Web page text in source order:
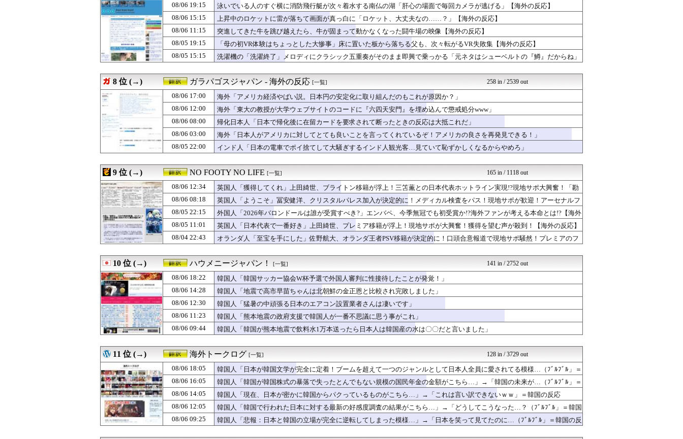
08/06 09:35
韓国人「青年失業率7.0%の韓国で日本が韓国人の海外就業先国家で1位に！」→「...
世界の憂鬱 海外・韓国の反...
08/06 09:25
韓国人「悲報：日本と韓国の立場が完全に逆転してしまった模様…」→「日本を笑って...
海外トークログ
08/06 09:17
海外「何が起きたの？」日本で起きた列車とトラックの衝突事故に海外びっくり仰天！...
海外のお前ら 海外の反応
08/06 09:11
カナダ人「お前らの国で異性の服を着てたらどう思われる？」
海外の万国反応記＠海外の反...
08/06 09:02
【GAME】「EA」の買収と大規模削減計画が物議！海外ゲーマー「10年間ずっと...
HANO-K
08/06 09:00
【ドイツ】ドイツがバカンスに行くよ【ポーランドボール】
ポーランドボール 翻訳
08/06 08:50
米企業CEOの熊本地震寄付にユーザー反発！（海外の反応）
世界はグーチョキパー
08/06 08:18
英国人「ようこそ」冨安健洋、クリスタルパレス加入が決定的に！メディカル検査をパ...
NO FOOTY NO L...
08/06 08:15
韓国人「日本で新発売Galaxy Z Foldが売り切れちゃった理由」
08/06 08:00
帰化日本人「日本で帰化後に在留カードを要求されて断ったときの反応は大抵これだ」
08/06 08:00
韓国人「暑すぎる韓国、100年ぶりに日本の最高気温を超えた」「大変なことだ」
ハナミズキの韓国ブログ[海...
08/06 07:25
韓国人「トヨタが2027年に次世代ハイブリッドバッテリーを導入へ！最大1000...
世界の憂鬱 海外・韓国の反...
08/06 07:05
韓国人「大谷、25号・26号マルチホームランの大活躍！」→「日本人打者はあんな...
海外トークログ
08/06 07:00
海外「救急外来の受付で自分の名前が言えなかった」人生で一番痛かったものを聞いた...
Ask Reddit まと...
08/06 07:00
【海外の反応】中東の女性がヒジャブで隠されているのは彼女たちが完璧な美しさを備...
コーヒーと翻訳
08/06 06:50
大谷翔平が今永昇太から打った第25号先頭打者ホームランに全米騒然！←「トモダチ...
海外さんいらっしゃい 海外...
08/06 06:37
海外の反応 今永昇太、8勝目！ドジャース、大谷のマルチホーマーで詰め寄るも6連...
海外の小反応
08/06 06:34
海外「日本人は備えている」東京で防災グッズの売り上げが急増したことに海外興味津...
海外のお前ら 海外の反応
08/06 06:30
韓国、日本で韓国籍のインフルエンサーが7台の車に当て逃げして逮捕されたのに「ま...
かんにゅー -韓国の反応-
08/06 06:14
韓国人「韓国版モヤさまが面白い！息子さんですか？えええええっ？？？」
ハウメニージャパン！
08/06 06:10
大谷翔平が今季初の1試合2本！第26号2ランにMLBファン騒然！←「美しい！」...
海外の反応スポーツ
08/06 06:00
【海外の反応】日本の驚くべき清潔さに世界が感嘆！「日本人は無臭」の噂をめぐる海...
感動日本
08/06 06:00
【海外の反応】日本の驚くべき清潔さに世界が感嘆！「日本人は無臭」の噂をめぐる海...
感動日本
08/06 04:17
大谷翔平が今永昇太から第25号先頭打者ホームラン！←「GOAT」（海外の反応）
海外の反応スポーツ
08/06 04:03
海外の反応 大谷翔平、今永から25号先頭打者ホームラン！PCAも先頭打者25号...
海外の小反応
08/06 02:26
大谷・山本・佐々木の影響でLAの赤ちゃんの名前に変化は起きている？←「さすがに...
海外の反応スポーツ
08/06 01:00
【ウズベキスタン-ソ連】内陸国は大変だよ【ポーランドボール】
ポーランドボール 翻訳
08/06 00:46
韓国人「8試合連続安打だと…」大谷翔平がカブス戦で8試合連続安打を達成、鈴木誠...
08/06 00:00
#韓国記事翻訳 『1年半不在だった駐韓アメリカ大使が韓国系になったぞ！』、『典...
08/05 23:46
海外の反応：韓国が防衛白書の竹島記述に抗議
はろわるど
08/05 23:45
韓国人「日本で創業100年を迎えたパンケーキ屋のクオリティをご覧ください…」→...
08/05 23:11
AI「物の使い方を真剣に間違えてる人間を生成してみたｗｗｗｗ」
08/05 23:02
大阪で起きた警察官による発砲に世界が騒然！←「日本がアメリカ化してきている」（...
海外さんいらっしゃい 海外...
08/05 23:00
【海外の反応】「日本人なら誰が好き？」外国人が選んだ人物が予想外すぎたｗ
アヤネ(*'ω'*)海外の...
08/05 22:20
韓国人「海上自衛隊護衛艦ちょうかいによるトマホーク巡航ミサイルの実射試験に韓国...
世界の憂鬱 海外・韓国の反...
08/05 22:15
外国人「2026年バロンドールは誰が受賞すべき?」エンバペ、今季無冠でも初受賞...
NO FOOTY NO L...
08/05 22:07
海外「なるほど！」日本男性が魅力に感じる女性の体形に海外興味津々！（海外の反応...
海外のお前ら 海外の反応
08/05 22:00
インド人「日本の電車でポイ捨てして大騒ぎするインド人観光客…見ていて恥ずかしく...
ガラパゴスジャパン - 海...
08/05 22:00
海外「ごはんは2回もあげたよね？なのになんで噛むの？」ペットに毎日言ってるけど...
Ask Reddit まと...
08/05 21:55
1930年代の東京駅の写真（海外の反応）
世界はグーチョキパー
08/05 21:45
海外「辞任しろ」FIFA会長に吹き荒れる逆風に海外騒然！（海外の反応）
わーすぽ 海外の反応
08/05 21:35
韓国人「本日チームをサヨナラ負けさせたイ・ジョンフの守備、ガチでヤバ過ぎる…」...
海外トークログ
08/05 21:31
韓国警察がスターバックスコリアを家宅捜査して世界が騒然！←「絶対に意図的なキャ...
海外さんいらっしゃい 海外...
08/06 19:15
泳いでいる人のすぐ横に消防飛行艇が次々着水する南仏の湖「肝心の場面で毎回カメラが逃げる」【海外の反応】
08/06 15:15
上昇中のロケットに雷が落ちて画面が真っ白に「ロケット、大丈夫なの……？」【海外の反応】
08/06 11:15
突進してきた牛を跳び越えたら、牛が固まって動かなくなった闘牛場の映像【海外の反応】
08/05 19:15
「母の初VR体験はちょっとした大惨事」床に置いた板から落ちる父も、次々転がるVR失敗集【海外の反応】
08/05 15:15
洗濯機の「洗濯終了」メロディにクラシック五重奏がそのまま即興で乗っかる「元ネタはシューベルトの『鱒』だからね」
8 位 (→) ガラパゴスジャパン - 海外の反応 [一覧] 258 in / 2539 out
08/06 17:00
海外「アメリカ経済やばい説。日本円の安定化に取り組んだのもこれが原因か？」
08/06 12:00
海外「東大の教授が大学ウェブサイトのコードに『六四天安門』を埋め込んで懲戒処分www」
08/06 08:00
帰化日本人「日本で帰化後に在留カードを要求されて断ったときの反応は大抵これだ」
08/06 03:00
海外「日本人がアメリカに対してとても良いことを言ってくれているぞ！アメリカの良さを再発見できる！」
08/05 22:00
インド人「日本の電車でポイ捨てして大騒ぎするインド人観光客…見ていて恥ずかしくなるからやめろ」
9 位 (→) NO FOOTY NO LIFE [一覧] 165 in / 1118 out
08/06 12:34
英国人「獲得してくれ」上田綺世、ブライトン移籍が浮上！三笘薫との日本代表ホットライン実現!?現地サポ大興奮！「勘
弁してくれ」と危惧される懸念点とは!?【海外の反応】
08/06 08:18
英国人「ようこそ」冨安健洋、クリスタルパレス加入が決定的に！メディカル検査をパス！現地サポが歓迎！アーセナルフ
ァンも祝福！【海外の反応】
08/05 22:15
外国人「2026年バロンドールは誰が受賞すべき?」エンバペ、今季無冠でも初受賞か!?海外ファンが考える本命とは!?【海外
の反応】
08/05 11:01
英国人「日本代表で一番好き」上田綺世、プレミア移籍が浮上！現地サポが大興奮！獲得を望む声が殺到！【海外の反応】
08/04 22:43
オランダ人「至宝を手にした」佐野航大、オランダ王者PSV移籍が決定的に！口頭合意報道で現地サポ騒然！プレミアのフ
10 位 (→) ハウメニージャパン！ [一覧] 141 in / 2752 out
08/06 18:22
韓国人「韓国サッカー協会W杯予選で外国人審判に性接待したことが発覚！」
08/06 14:28
韓国人「地震で高市早苗ちゃんは北朝鮮の金正恩と比較され完敗しました」
08/06 12:30
韓国人「猛暑の中頑張る日本のエアコン設置業者さんは凄いです」
08/06 11:23
韓国人「熊本地震の政府支援で韓国人が一番不思議に思う事がこれ」
08/06 09:44
韓国人「韓国が熊本地震で飲料水1万本送ったら日本人は韓国産の水は〇〇だと言いました」
11 位 (→) 海外トークログ [一覧] 128 in / 3729 out
08/06 18:05
韓国人「日本が韓国文学が完全に定着！ブームを超えて一つのジャンルとして日本人全員に愛されてる模様…（ﾌﾞﾙﾌﾞﾙ」＝
韓国の反応
08/06 16:05
韓国人「韓国が韓国株式の暴落で失ったとんでもない規模の国民年金の金額がこちら…」→「韓国の未来が…（ﾌﾞﾙﾌﾞﾙ」＝
韓国の反応
08/06 14:05
韓国人「現在、日本が密かに韓国からパクっているものがこちら…」→「これは言い訳できないｗｗ」＝韓国の反応
08/06 12:05
韓国人「韓国で行われた日本に対する最新の好感度調査の結果がこちら…」→「どうしてこうなった…？（ﾌﾞﾙﾌﾞﾙ」＝韓国
の反応
08/06 09:25
韓国人「悲報：日本と韓国の立場が完全に逆転してしまった模様…」→「日本を笑って見てたのに…（ﾌﾞﾙﾌﾞﾙ」＝韓国の反